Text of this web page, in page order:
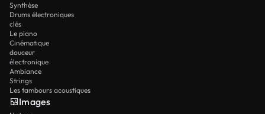
Synthèse
Drums électroniques
clés
Le piano
Cinématique
douceur
électronique
Ambiance
Strings
Les tambours acoustiques
Images